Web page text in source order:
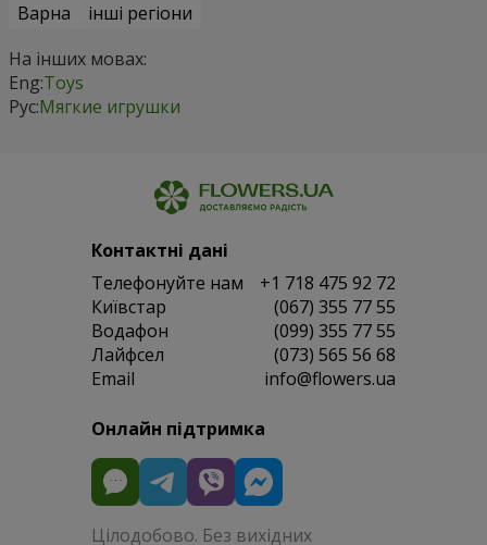
Варна
інші регіони
На інших мовах:
Eng:Toys
Рус:Мягкие игрушки
Контактні дані
Телефонуйте нам
+1 718 475 92 72
Київстар
(067) 355 77 55
Водафон
(099) 355 77 55
Лайфсел
(073) 565 56 68
Email
info@flowers.ua
Онлайн підтримка
Цілодобово. Без вихідних